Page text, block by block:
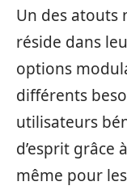
Un des atouts
réside dans
options
différents
utilisateurs
d’esprit grâce
même pour